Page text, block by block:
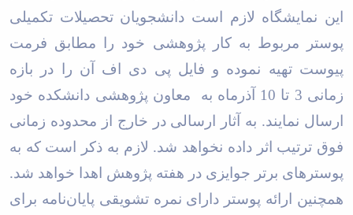
این نمایشگاه لازم است دانشجویان تحصیلات تکمیلی
پوستر مربوط به کار پژوهشی خود را مطابق فرمت
پیوست تهیه نموده و فایل پی دی اف آن را در بازه
زمانی 3 تا 10 آذرماه به معاون پژوهشی دانشکده خود
ارسال نمایند. به آثار ارسالی در خارج از محدوده زمانی
فوق ترتیب اثر داده نخواهد شد. لازم به ذکر است که به
پوسترهای برتر جوایزی در هفته پژوهش اهدا خواهد شد.
همچنین ارائه پوستر دارای نمره تشویقی پایان‌نامه برای